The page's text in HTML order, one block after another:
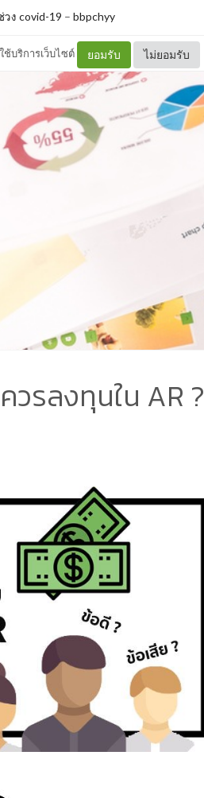
ช้บริการเว็บไซต์ ยอมรับ ไม่ยอมรับ
ง covid-19 – bbpchyy
รลงทุนใน AR ?